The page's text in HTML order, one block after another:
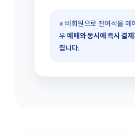
※ 비회원으로 잔여석을 예
우예매와 동시에 즉시 결제
집니다.